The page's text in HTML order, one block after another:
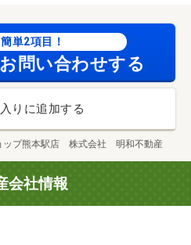
単2項目！
問い合わせする
りに追加する
ップ熊本駅店 株式会社 明和不動産
会社情報